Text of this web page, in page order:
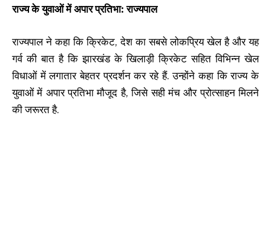
राज्य के युवाओं में अपार प्रतिभा: राज्यपाल
राज्यपाल ने कहा कि क्रिकेट, देश का सबसे लोकप्रिय खेल है और यह
गर्व की बात है कि झारखंड के खिलाड़ी क्रिकेट सहित विभिन्न खेल
विधाओं में लगातार बेहतर प्रदर्शन कर रहे हैं. उन्होंने कहा कि राज्य के
युवाओं में अपार प्रतिभा मौजूद है, जिसे सही मंच और प्रोत्साहन मिलने
की जरूरत है.